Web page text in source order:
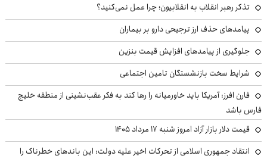
تذکر رهبر انقلاب به انقلابیون؛ چرا عمل نمی‌کنید؟
پیامدهای حذف ارز ترجیحی دارو بر بیماران
جلوگیری از پیامدهای افزایش قیمت بنزین
شرایط سخت بازنشستگان تامین اجتماعی
فارن افرز: آمریکا باید خاورمیانه را رها کند به فکر عقب‌نشینی از منطقه خلیج
فارس باشد
قیمت دلار بازار آزاد امروز شنبه ۱۷ مرداد ۱۴۰۵
انتقاد جمهوری اسلامی از تحرکات اخیر علیه دولت: این باندهای خطرناک را